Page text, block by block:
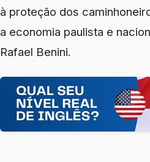
à proteção dos
a economia paulista e
Rafael Benini.